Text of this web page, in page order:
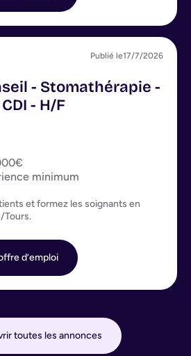
Publié le17/7/2026
- Stomathérapie -
- H/F
€
minimum
et formez les soignants en
Tours.
d’emploi
toutes les annonces